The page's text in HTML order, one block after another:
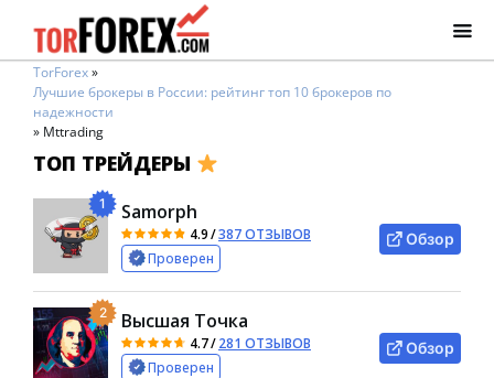
TorForex»
Лучшие брокеры в России: рейтинг топ 10 брокеров по
надежности
» Mttrading
ТОП ТРЕЙДЕРЫ
1 Samorph
4.9/387 ОТЗЫВОВ
Проверен
Обзор
2 Высшая Точка
4.7/281 ОТЗЫВОВ
Проверен
Обзор